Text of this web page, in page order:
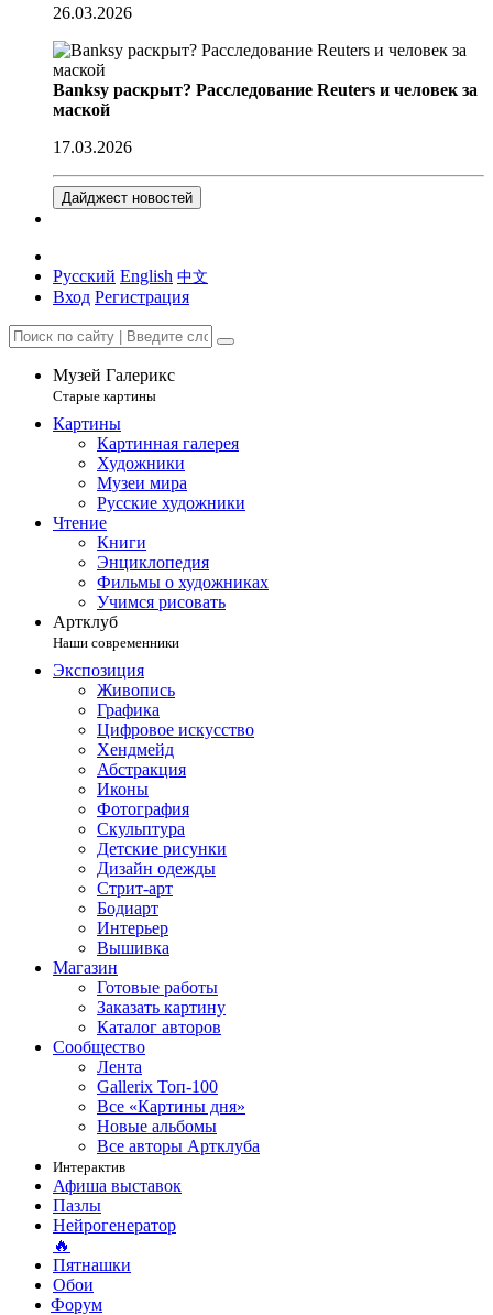
26.03.2026
Banksy раскрыт? Расследование Reuters и человек за
маской
17.03.2026
Дайджест новостей
Русский English 中文
Вход Регистрация
Музей Галерикс
Старые картины
Картины
Картинная галерея
Художники
Музеи мира
Русские художники
Чтение
Книги
Энциклопедия
Фильмы о художниках
Учимся рисовать
Артклуб
Наши современники
Экспозиция
Живопись
Графика
Цифровое искусство
Хендмейд
Абстракция
Иконы
Фотография
Скульптура
Детские рисунки
Дизайн одежды
Стрит-арт
Бодиарт
Интерьер
Вышивка
Магазин
Готовые работы
Заказать картину
Каталог авторов
Сообщество
Лента
Gallerix Топ-100
Все «Картины дня»
Новые альбомы
Все авторы Артклуба
Интерактив
Афиша выставок
Пазлы
Нейрогенератор
🔥
Пятнашки
Обои
Форум